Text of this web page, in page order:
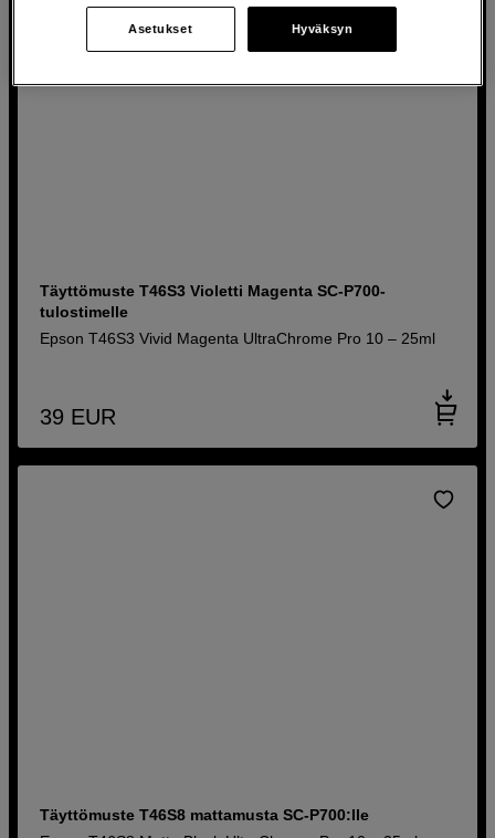
Täyttömuste T46S3 Violetti Magenta SC-P700-
tulostimelle
Epson T46S3 Vivid Magenta UltraChrome Pro 10 – 25ml
39 EUR
Täyttömuste T46S8 mattamusta SC-P700:lle
Asetukset Hyväksyn